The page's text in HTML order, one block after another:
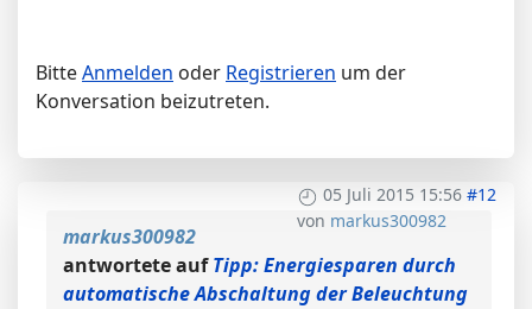
BitteAnmelden oder Registrieren um der
Konversation beizutreten.
05 Juli 2015 15:56 #12
von markus300982
markus300982
antwortete aufTipp: Energiesparen durch
automatische Abschaltung der Beleuchtung